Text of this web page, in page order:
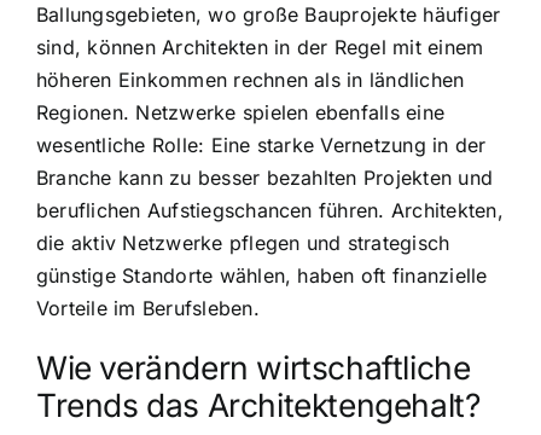
Ballungsgebieten, wo große Bauprojekte häufiger
sind, können Architekten in der Regel mit einem
höheren Einkommen rechnen als in ländlichen
Regionen. Netzwerke spielen ebenfalls eine
wesentliche Rolle: Eine starke Vernetzung in der
Branche kann zu besser bezahlten Projekten und
beruflichen Aufstiegschancen führen. Architekten,
die aktiv Netzwerke pflegen und strategisch
günstige Standorte wählen, haben oft finanzielle
Vorteile im Berufsleben.
Wie verändern wirtschaftliche
Trends das Architektengehalt?